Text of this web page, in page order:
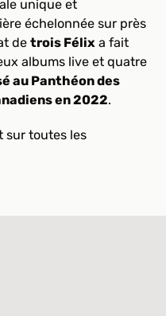
unique et
échelonnée sur près
detrois Félix a fait
albums live et quatre
au Panthéon des
en 2022.
sur toutes les